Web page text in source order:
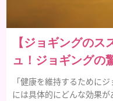
【ジョギングの
ュ！ジョギングの
「健康を維持するために
には具体的にどんな効果